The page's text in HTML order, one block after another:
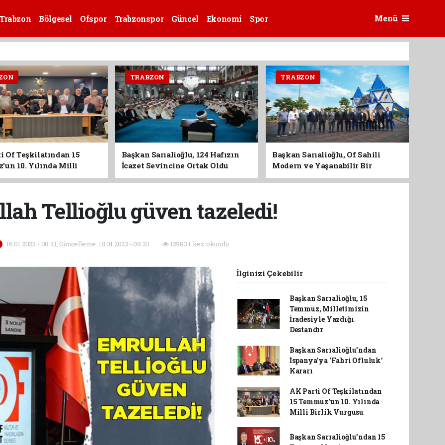
Bölgesel Ofspor Trabzonspor Güncel Ekonomi Spor Menü
Of Teşkilatından 15
10. Yılında Milli
TRABZON
Başkan Sarıalioğlu, 124 Hafızın
İcazet Sevincine Ortak Oldu
TRABZON
Başkan Sarıalioğlu, Of Sahili
Modern ve Yaşanabilir Bir
Kimliğe Kavuşuyor
Tellioğlu güven tazeledi!
16.01.2023 - 08:41, Güncelleme: 18.01.2023 - 08:33 12983+ kez okundu.
İlginizi Çekebilir
Başkan Sarıalioğlu, 15
Temmuz, Milletimizin
İradesiyle Yazdığı
Destandır
Başkan Sarıalioğlu'ndan
İspanya'ya 'Fahri Ofluluk'
Kararı
AK Parti Of Teşkilatından
15 Temmuz'un 10. Yılında
Milli Birlik Vurgusu
Başkan Sarıalioğlu'ndan 15